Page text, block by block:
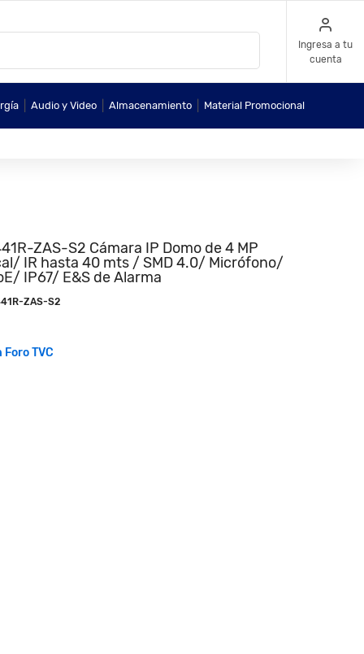
Ingresa a tu
cuenta
Audio y Video Almacenamiento Material Promocional
ZAS-S2 Cámara IP Domo de 4 MP
IR hasta 40 mts / SMD 4.0/ Micrófono/
IP67/ E&S de Alarma
ZAS-S2
TVC